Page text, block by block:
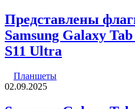
Представлены
Samsung Galaxy
S11 Ultra
Планшеты
02.09.2025